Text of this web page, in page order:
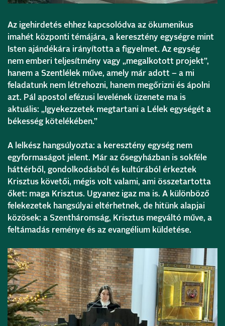
Az igehirdetés ehhez kapcsolódva az ökumenikus
imahét központi témájára, a keresztény egységre mint
Isten ajándékára irányította a figyelmet. Az egység
nem emberi teljesítmény vagy „megalkotott projekt”,
hanem a Szentlélek műve, amely már adott – a mi
feladatunk nem létrehozni, hanem megőrizni és ápolni
azt. Pál apostol efézusi levelének üzenete ma is
aktuális: „Igyekezzetek megtartani a Lélek egységét a
békesség kötelékében.”
A lelkész hangsúlyozta: a keresztény egység nem
egyformaságot jelent. Már az ősegyházban is sokféle
háttérből, gondolkodásból és kultúrából érkeztek
Krisztus követői, mégis volt valami, ami összetartotta
őket: maga Krisztus. Ugyanez igaz ma is. A különböző
felekezetek hangsúlyai eltérhetnek, de hitünk alapjai
közösek: a Szentháromság, Krisztus megváltó műve, a
feltámadás reménye és az evangélium küldetése.